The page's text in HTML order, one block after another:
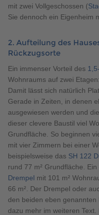
mit zwei Vollgeschossen (
Sie dennoch ein Eigenheim
2. Aufteilung des
Rückzugsorte
Ein immenser Vorteil des
Wohnraums auf zwei
Damit lässt sich natürlich
Gerade in Zeiten, in denen
ausgewiesen werden und
dieser clevere Baustil viel
Grundfläche. So beginnen
mit vier Zimmern bei einer
beispielsweise das SH 122
rund 77 m² Grundfläche.
Drempel mit 101 m²
66 m². Der Drempel oder
den beiden eben genannten
dazu mehr im weiteren